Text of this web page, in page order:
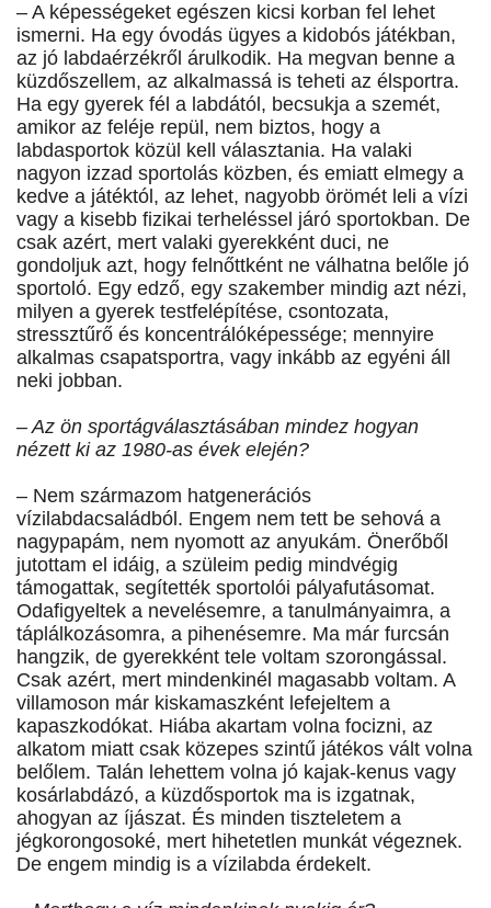
– A képességeket egészen kicsi korban fel lehet
ismerni. Ha egy óvodás ügyes a kidobós játékban,
az jó labdaérzékről árulkodik. Ha megvan benne a
küzdőszellem, az alkalmassá is teheti az élsportra.
Ha egy gyerek fél a labdától, becsukja a szemét,
amikor az feléje repül, nem biztos, hogy a
labdasportok közül kell választania. Ha valaki
nagyon izzad sportolás közben, és emiatt elmegy a
kedve a játéktól, az lehet, nagyobb örömét leli a vízi
vagy a kisebb fizikai terheléssel járó sportokban. De
csak azért, mert valaki gyerekként duci, ne
gondoljuk azt, hogy felnőttként ne válhatna belőle jó
sportoló. Egy edző, egy szakember mindig azt nézi,
milyen a gyerek testfelépítése, csontozata,
stressztűrő és koncentrálóképessége; mennyire
alkalmas csapatsportra, vagy inkább az egyéni áll
neki jobban.
– Az ön sportágválasztásában mindez hogyan
nézett ki az 1980-as évek elején?
– Nem származom hatgenerációs
vízilabdacsaládból. Engem nem tett be sehová a
nagypapám, nem nyomott az anyukám. Önerőből
jutottam el idáig, a szüleim pedig mindvégig
támogattak, segítették sportolói pályafutásomat.
Odafigyeltek a nevelésemre, a tanulmányaimra, a
táplálkozásomra, a pihenésemre. Ma már furcsán
hangzik, de gyerekként tele voltam szorongással.
Csak azért, mert mindenkinél magasabb voltam. A
villamoson már kiskamaszként lefejeltem a
kapaszkodókat. Hiába akartam volna focizni, az
alkatom miatt csak közepes szintű játékos vált volna
belőlem. Talán lehettem volna jó kajak-kenus vagy
kosárlabdázó, a küzdősportok ma is izgatnak,
ahogyan az íjászat. És minden tiszteletem a
jégkorongosoké, mert hihetetlen munkát végeznek.
De engem mindig is a vízilabda érdekelt.